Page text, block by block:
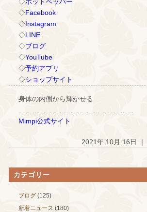
◇Facebook
◇Instagram
◇LINE
◇ブログ
◇YouTube
◇予約アプリ
◇ショップサイト
身体の内側から輝かせる
Mimpi公式サイト
2021年 10月 16日 ｜
カテゴリー
ブログ(125)
新着ニュース (180)